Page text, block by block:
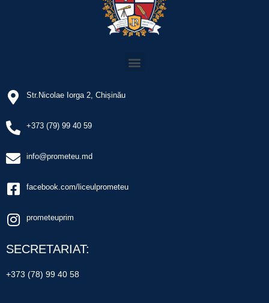
Str.Nicolae Iorga 2, Chișinău
+373 (79) 99 40 59
info@prometeu.md
facebook.com/liceulprometeu
prometeuprim
SECRETARIAT:
+373 (78) 99 40 58